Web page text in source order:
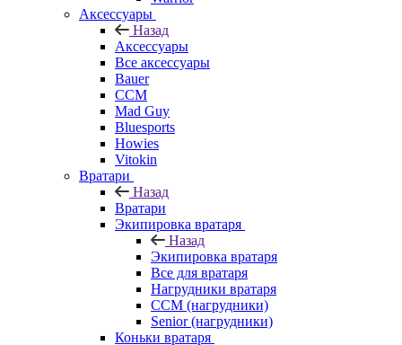
Аксессуары
Назад
Аксессуары
Все аксессуары
Bauer
CCM
Mad Guy
Bluesports
Howies
Vitokin
Вратари
Назад
Вратари
Экипировка вратаря
Назад
Экипировка вратаря
Все для вратаря
Нагрудники вратаря
CCM (нагрудники)
Senior (нагрудники)
Коньки вратаря